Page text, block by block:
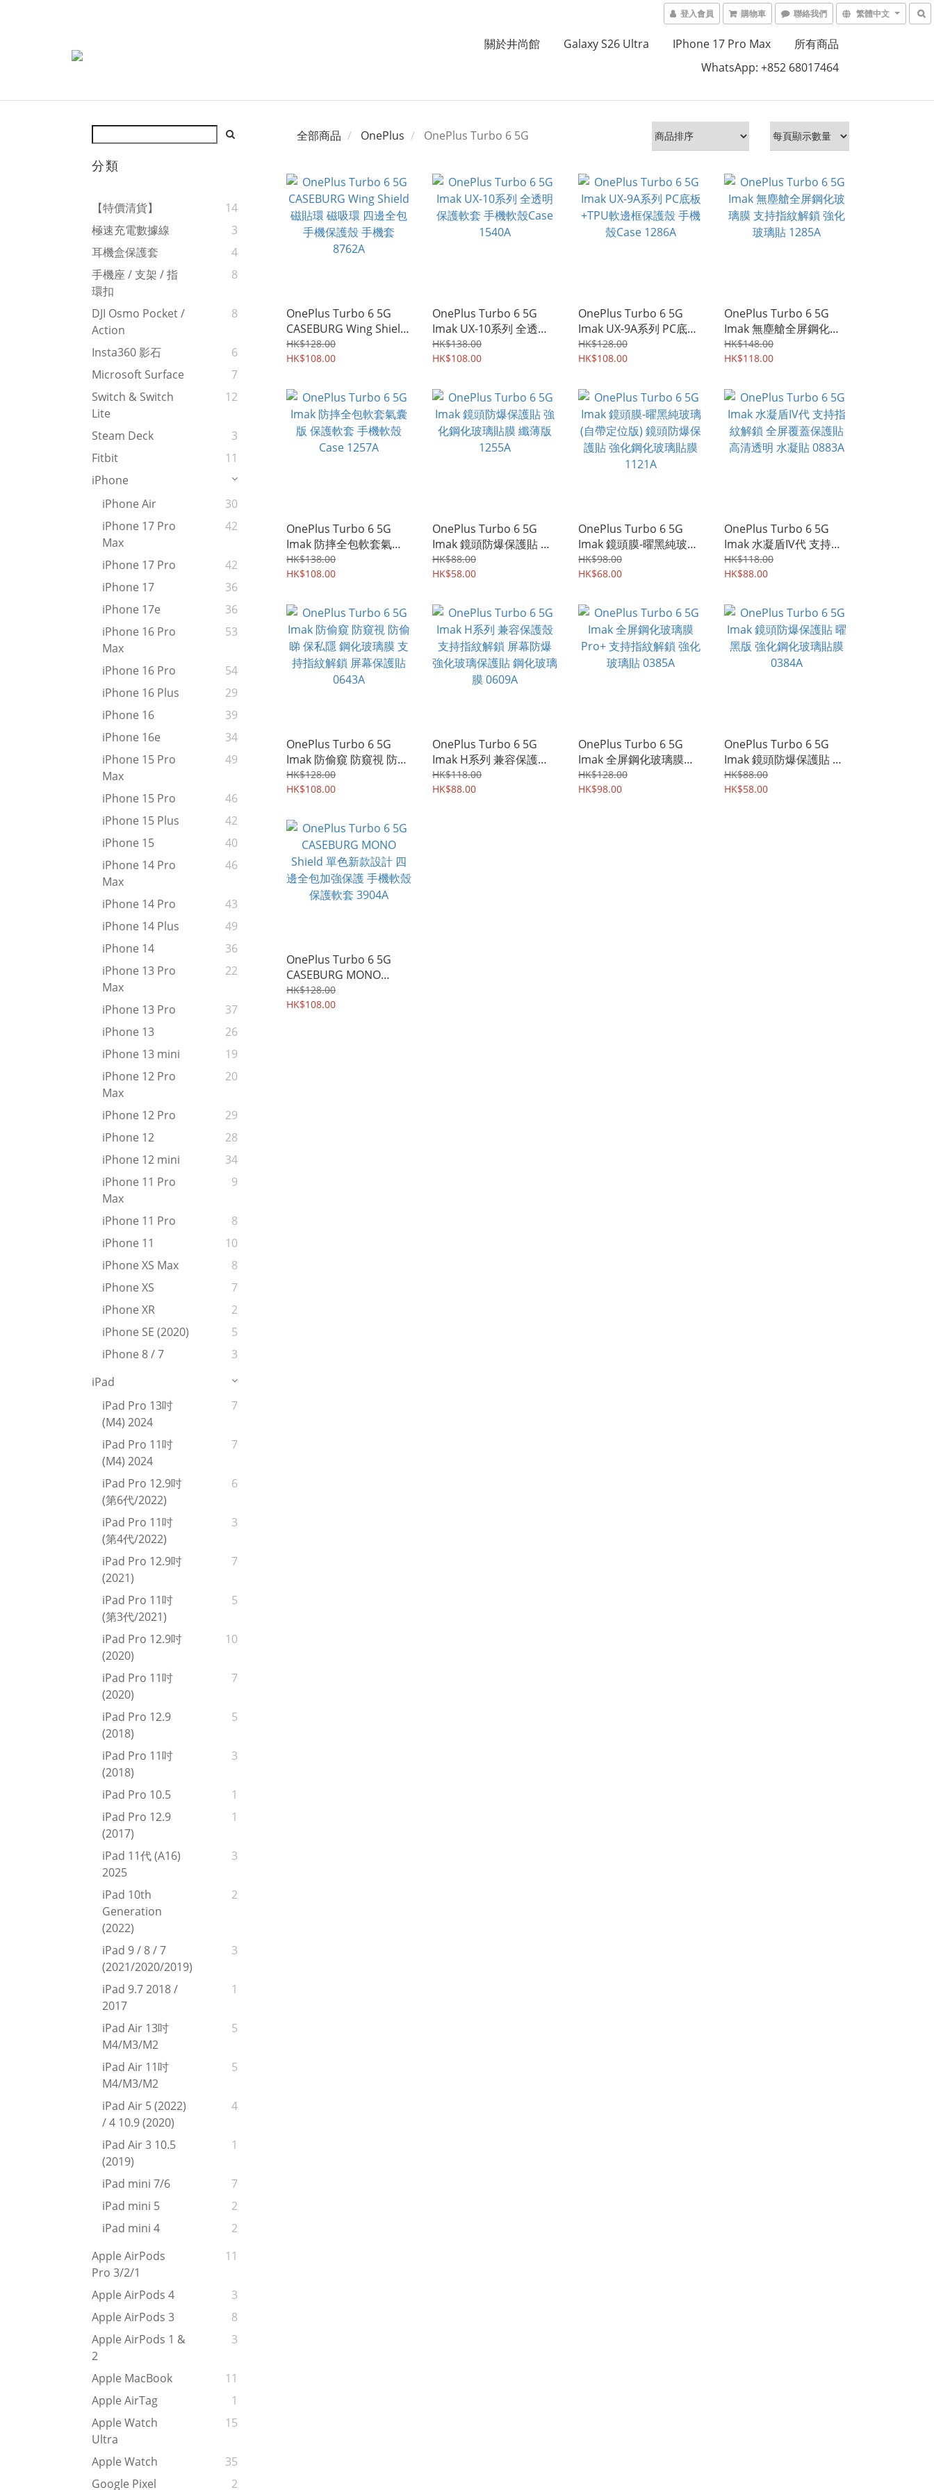
登入會員 購物車 聯絡我們 繁體中文
關於井尚館 Galaxy S26 Ultra IPhone 17 Pro Max
所有商品
WhatsApp: +852 68017464
分類
【特價清貨】
14
極速充電數據線
3
耳機盒保護套
4
手機座 / 支架 / 指
環扣
8
DJI Osmo Pocket /
Action
8
Insta360 影石
6
Microsoft Surface
7
Switch & Switch
Lite
12
Steam Deck
3
Fitbit
11
iPhone
iPhone Air
30
iPhone 17 Pro
Max
42
iPhone 17 Pro
42
iPhone 17
36
iPhone 17e
36
iPhone 16 Pro
Max
53
iPhone 16 Pro
54
iPhone 16 Plus
29
iPhone 16
39
iPhone 16e
34
iPhone 15 Pro
Max
49
iPhone 15 Pro
46
iPhone 15 Plus
42
iPhone 15
40
iPhone 14 Pro
Max
46
iPhone 14 Pro
43
iPhone 14 Plus
49
iPhone 14
36
iPhone 13 Pro
Max
22
iPhone 13 Pro
37
iPhone 13
26
iPhone 13 mini
19
iPhone 12 Pro
Max
20
iPhone 12 Pro
29
iPhone 12
28
iPhone 12 mini
34
iPhone 11 Pro
Max
9
iPhone 11 Pro
8
iPhone 11
10
iPhone XS Max
8
iPhone XS
7
iPhone XR
2
iPhone SE (2020)
5
iPhone 8 / 7
3
iPad
iPad Pro 13吋
(M4) 2024
7
iPad Pro 11吋
(M4) 2024
7
iPad Pro 12.9吋
(第6代/2022)
6
iPad Pro 11吋
(第4代/2022)
3
iPad Pro 12.9吋
(2021)
7
iPad Pro 11吋
(第3代/2021)
5
iPad Pro 12.9吋
(2020)
10
iPad Pro 11吋
(2020)
7
iPad Pro 12.9
(2018)
5
iPad Pro 11吋
(2018)
3
iPad Pro 10.5
1
iPad Pro 12.9
(2017)
1
iPad 11代 (A16)
2025
3
iPad 10th
Generation
(2022)
2
iPad 9 / 8 / 7
(2021/2020/2019)
3
iPad 9.7 2018 /
2017
1
iPad Air 13吋
M4/M3/M2
5
iPad Air 11吋
M4/M3/M2
5
iPad Air 5 (2022)
/ 4 10.9 (2020)
4
iPad Air 3 10.5
(2019)
1
iPad mini 7/6
7
iPad mini 5
2
iPad mini 4
2
Apple AirPods
Pro 3/2/1
11
Apple AirPods 4
3
Apple AirPods 3
8
Apple AirPods 1 &
2
3
Apple MacBook
11
Apple AirTag
1
Apple Watch
Ultra
15
Apple Watch
35
Google Pixel
2
全部商品 OnePlus OnePlus Turbo 6 5G
OnePlus Turbo 6 5G
CASEBURG Wing Shield
磁貼環 磁吸環 四邊全包
手機保護殼 手機套
HK$128.00
HK$108.00
OnePlus Turbo 6 5G
Imak UX-10系列 全透明
保護軟套 手機軟殼Case
1540A
HK$138.00
HK$108.00
OnePlus Turbo 6 5G
Imak UX-9A系列 PC底板
+TPU軟邊框保護殼 手機
殼Case 1286A
HK$128.00
HK$108.00
OnePlus Turbo 6 5G
Imak 無塵艙全屏鋼化玻
璃膜 支持指紋解鎖 強化
玻璃貼 1285A
HK$148.00
HK$118.00
OnePlus Turbo 6 5G
Imak 防摔全包軟套氣囊
版 保護軟套 手機軟殼
Case 1257A
HK$138.00
HK$108.00
OnePlus Turbo 6 5G
Imak 鏡頭防爆保護貼 強
化鋼化玻璃貼膜 纖薄版
1255A
HK$88.00
HK$58.00
OnePlus Turbo 6 5G
Imak 鏡頭膜-曜黑純玻璃
(自帶定位版) 鏡頭防爆保
護貼 強化鋼化玻璃貼膜
HK$98.00
HK$68.00
OnePlus Turbo 6 5G
Imak 水凝盾IV代 支持指
紋解鎖 全屏覆蓋保護貼
高清透明 水凝貼 0883A
HK$118.00
HK$88.00
OnePlus Turbo 6 5G
Imak 防偷窺 防窺視 防偷
睇 保私隱 鋼化玻璃膜 支
持指紋解鎖 屏幕保護貼
HK$128.00
HK$108.00
OnePlus Turbo 6 5G
Imak H系列 兼容保護殼
支持指紋解鎖 屏幕防爆
強化玻璃保護貼 鋼化玻璃
HK$118.00
HK$88.00
OnePlus Turbo 6 5G
Imak 全屏鋼化玻璃膜
Pro+ 支持指紋解鎖 強化
玻璃貼 0385A
HK$128.00
HK$98.00
OnePlus Turbo 6 5G
Imak 鏡頭防爆保護貼 曜
黑版 強化鋼化玻璃貼膜
0384A
HK$88.00
HK$58.00
OnePlus Turbo 6 5G
CASEBURG MONO
Shield 單色新款設計 四
邊全包加強保護 手機軟殼
HK$128.00
HK$108.00